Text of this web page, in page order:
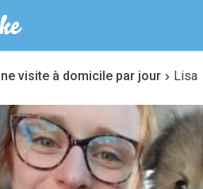
visite à domicile par jour Lisa